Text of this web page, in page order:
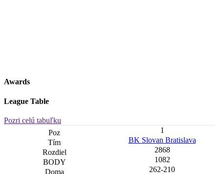
Awards
League Table
Pozri celú tabuľku
1
BK Slovan Bratislava
2868
1082
262-210